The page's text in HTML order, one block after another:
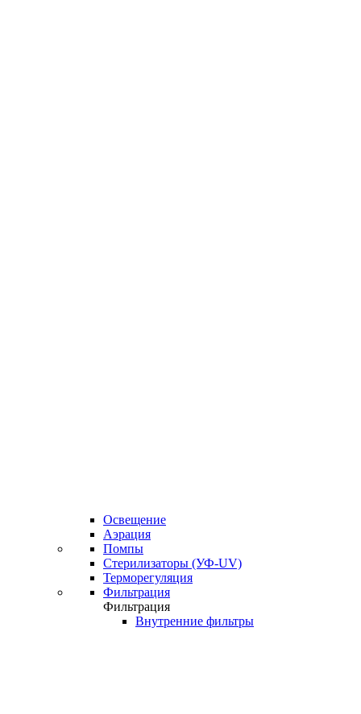
Освещение
Аэрация
Помпы
Стерилизаторы (УФ-UV)
Терморегуляция
Фильтрация
Фильтрация
Внутренние фильтры